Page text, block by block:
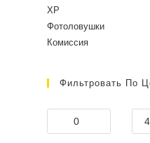
XP
Фотоловушки
Комиссия
Фильтровать По